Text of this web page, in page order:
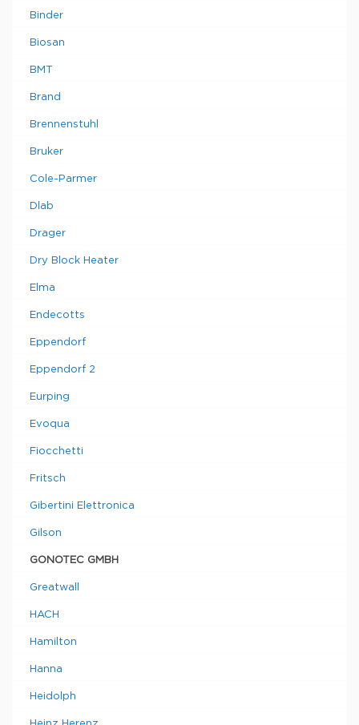
Binder
Biosan
BMT
Brand
Brennenstuhl
Bruker
Cole-Parmer
Dlab
Drager
Dry Block Heater
Elma
Endecotts
Eppendorf
Eppendorf 2
Eurping
Evoqua
Fiocchetti
Fritsch
Gibertini Elettronica
Gilson
GONOTEC GMBH
Greatwall
HACH
Hamilton
Hanna
Heidolph